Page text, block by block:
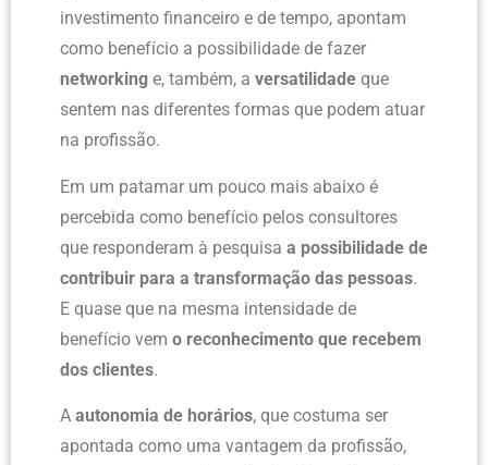
investimento financeiro e de tempo, apontam
como benefício a possibilidade de fazer
networking e, também, a versatilidade que
sentem nas diferentes formas que podem atuar
na profissão.
Em um patamar um pouco mais abaixo é
percebida como benefício pelos consultores
que responderam à pesquisa a possibilidade de
contribuir para a transformação das pessoas.
E quase que na mesma intensidade de
benefício vem o reconhecimento que recebem
dos clientes.
A autonomia de horários, que costuma ser
apontada como uma vantagem da profissão,